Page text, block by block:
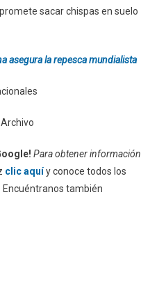
sacar chispas en suelo
asegura la repesca mundialista
Para obtener información
clic aquíy conoce todos los
. Encuéntranos también